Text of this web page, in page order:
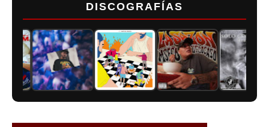
DISCOGRAFÍAS